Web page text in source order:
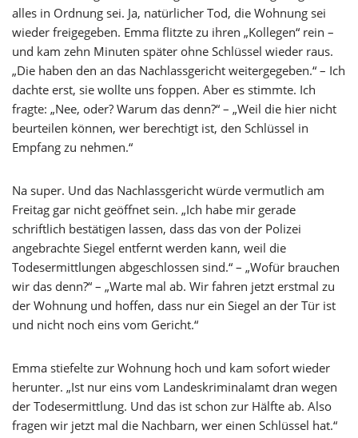
alles in Ordnung sei. Ja, natürlicher Tod, die Wohnung sei
wieder freigegeben. Emma flitzte zu ihren „Kollegen“ rein –
und kam zehn Minuten später ohne Schlüssel wieder raus.
„Die haben den an das Nachlassgericht weitergegeben.“ – Ich
dachte erst, sie wollte uns foppen. Aber es stimmte. Ich
fragte: „Nee, oder? Warum das denn?“ – „Weil die hier nicht
beurteilen können, wer berechtigt ist, den Schlüssel in
Empfang zu nehmen.“
Na super. Und das Nachlassgericht würde vermutlich am
Freitag gar nicht geöffnet sein. „Ich habe mir gerade
schriftlich bestätigen lassen, dass das von der Polizei
angebrachte Siegel entfernt werden kann, weil die
Todesermittlungen abgeschlossen sind.“ – „Wofür brauchen
wir das denn?“ – „Warte mal ab. Wir fahren jetzt erstmal zu
der Wohnung und hoffen, dass nur ein Siegel an der Tür ist
und nicht noch eins vom Gericht.“
Emma stiefelte zur Wohnung hoch und kam sofort wieder
herunter. „Ist nur eins vom Landeskriminalamt dran wegen
der Todesermittlung. Und das ist schon zur Hälfte ab. Also
fragen wir jetzt mal die Nachbarn, wer einen Schlüssel hat.“